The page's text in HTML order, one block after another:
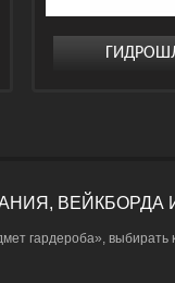
ВЕЙКБОРДА
гардероба»,